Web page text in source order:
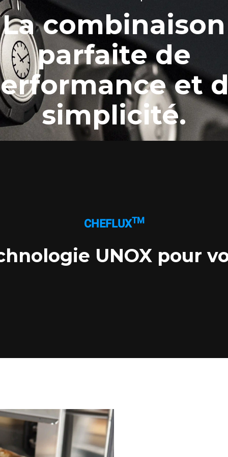
La combinaison
parfaite de
et
simplicité.
CHEFLUXTM
UNOX pour